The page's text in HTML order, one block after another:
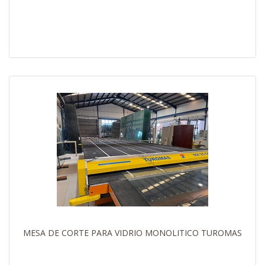
MESA DE CORTE PARA VIDRIO MONOLITICO TUROMAS